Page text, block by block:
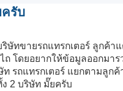
ครับ
ษัทขายรถแทรกเตอร์ ลูกค้า
ถ โดยอยากให้ข้อมูลออกมา
รถแทรกเตอร์ แยกตามลูก
2 บริษัท มั๊ยครับ